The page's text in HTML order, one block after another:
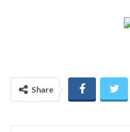
Share